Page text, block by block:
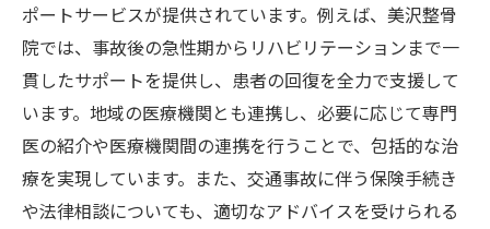
ポートサービスが提供されています。例えば、美沢整骨
院では、事故後の急性期からリハビリテーションまで一
貫したサポートを提供し、患者の回復を全力で支援して
います。地域の医療機関とも連携し、必要に応じて専門
医の紹介や医療機関間の連携を行うことで、包括的な治
療を実現しています。また、交通事故に伴う保険手続き
や法律相談についても、適切なアドバイスを受けられる